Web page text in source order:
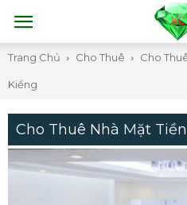
Trang Chủ Cho Thuê Cho
Kiểng
Cho Thuê Nhà Mặt